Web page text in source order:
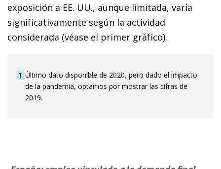
exposición a EE. UU., aunque limitada, varía
significativamente según la actividad
considerada (véase el primer gráfico).
1 Último dato disponible de 2020, pero dado el impacto
de la pandemia, optamos por mostrar las cifras de
2019.